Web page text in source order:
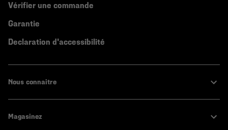
Vérifier une commande
Garantie
Declaration d'accessibilité
Nous connaitre
Magasinez